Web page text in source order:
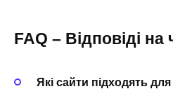
FAQ – Відповіді на
Які сайти підходять